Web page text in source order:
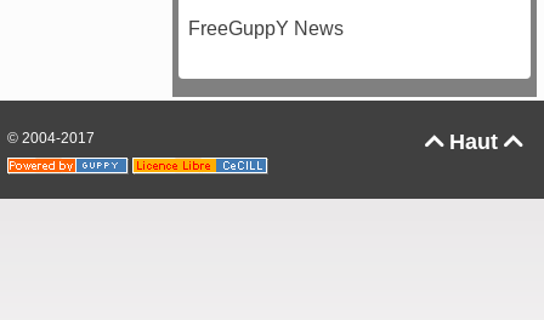
FreeGuppY News
Haut 
© 2004-2017